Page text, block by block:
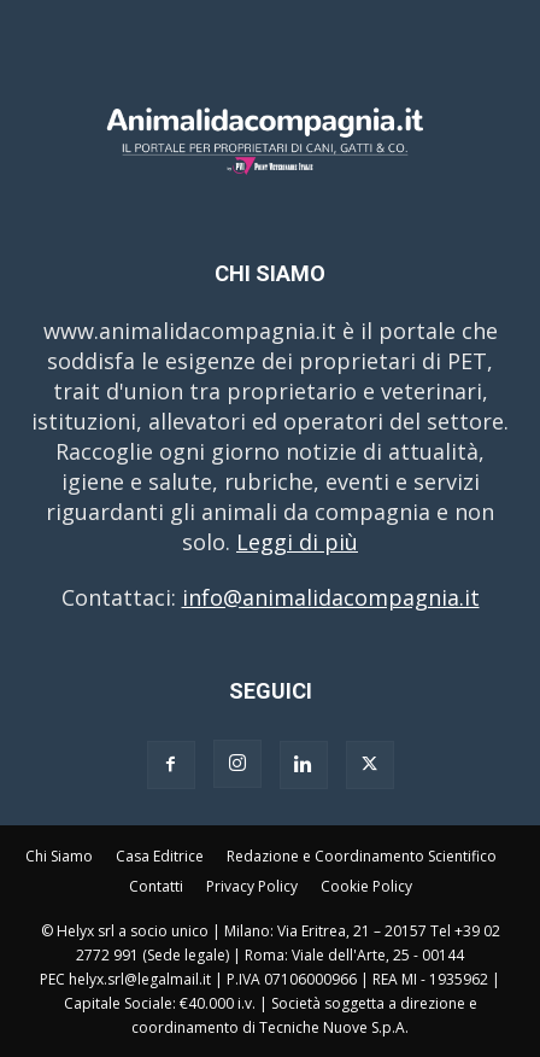
CHI SIAMO
www.animalidacompagnia.it è il portale che
soddisfa le esigenze dei proprietari di PET,
trait d'union tra proprietario e veterinari,
istituzioni, allevatori ed operatori del settore.
Raccoglie ogni giorno notizie di attualità,
igiene e salute, rubriche, eventi e servizi
riguardanti gli animali da compagnia e non
solo. Leggi di più
Contattaci: info@animalidacompagnia.it
SEGUICI
Chi Siamo Casa Editrice
Redazione e Coordinamento Scientifico
Contatti
Privacy Policy Cookie Policy
© Helyx srl a socio unico | Milano: Via Eritrea, 21 – 20157 Tel +39 02
2772 991 (Sede legale) | Roma: Viale dell'Arte, 25 - 00144
PEC helyx.srl@legalmail.it | P.IVA 07106000966 | REA MI - 1935962 |
Capitale Sociale: €40.000 i.v. | Società soggetta a direzione e
coordinamento di Tecniche Nuove S.p.A.